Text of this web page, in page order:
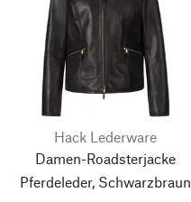
Hack Lederware
Damen-Roadsterjacke
Pferdeleder, Schwarzbraun